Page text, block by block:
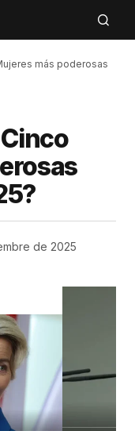
más poderosas
de 2025